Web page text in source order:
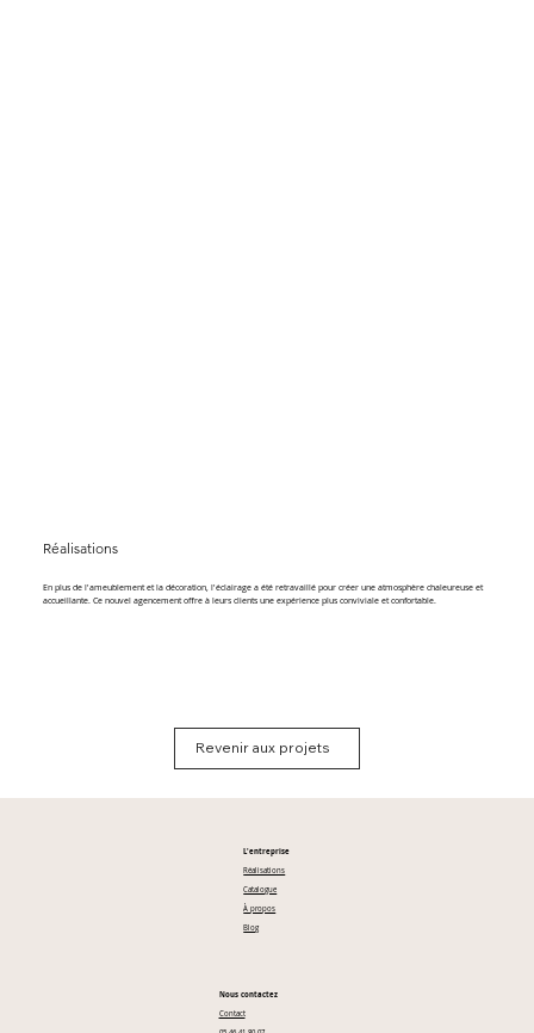
Réalisations
En plus de l'ameublement et la décoration, l'éclairage a été retravaillé pour créer une atmosphère chaleureuse et
accueillante. Ce nouvel agencement offre à leurs clients une expérience plus conviviale et confortable.
Revenir aux projets
L'entreprise
Réalisations
Catalogue
À propos
Blog
Nous contactez
Contact